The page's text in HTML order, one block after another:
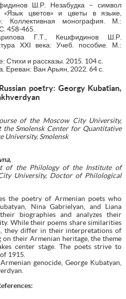
Ш.Р. Незабудка – символ
цветов» и цветы в языке,
Коллективная монография. М.:
458-465.
Г.Т., Кешфидинов Ш.Р.
XXI века: Учеб. пособие. М.:
Стихи и рассказы. 2015. 104 с.
Ереван: Ван Арьян, 2022. 64 с.
poetry: Georgy Kubatian,
of the Moscow City University,
Smolensk Center for Quantitative
University, Smolensk
,
of the Philology of the Institute of
University, Doctor of Philological
the poetry of Armenian poets who
Nina Gabrielyan, and Liana
biographies and analyzes their
While their poems share similarities
they differ in their interpretations of
on their Armenian heritage, the theme
center stage. The poets strive to
1915.
genocide, George Kubatyan,